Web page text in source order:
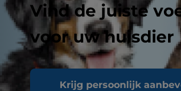
Vind de juiste
voor uw huisdier
Krijg persoonlijk